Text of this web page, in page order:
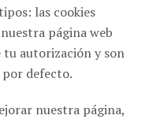
las cookies
página web
tu autorización y son
por defecto.
nuestra página,
50004, Zaragoza